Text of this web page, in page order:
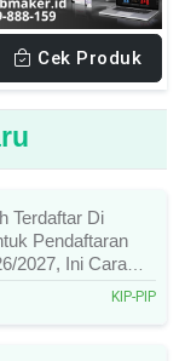
Cek Produk
Terdaftar Di
Pendaftaran
2027, Ini Cara
Desil!
KIP-PIP